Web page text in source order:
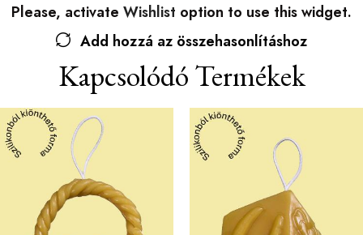
Please, activate Wishlist option to use this widget.
Add hozzá az összehasonlításhoz
Kapcsolódó Termékek